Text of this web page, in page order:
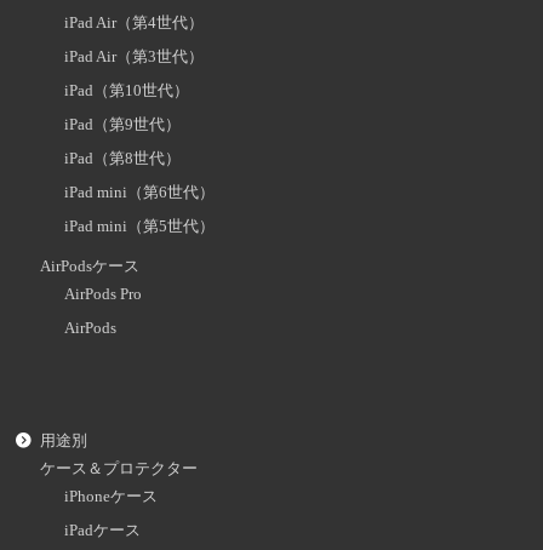
iPad Air（第4世代）
iPad Air（第3世代）
iPad（第10世代）
iPad（第9世代）
iPad（第8世代）
iPad mini（第6世代）
iPad mini（第5世代）
AirPodsケース
AirPods Pro
AirPods
用途別
ケース＆プロテクター
iPhoneケース
iPadケース